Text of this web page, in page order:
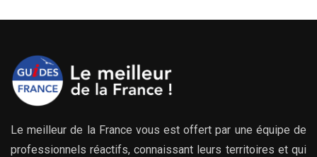
Le meilleur de la France vous est offert par une équipe de
professionnels réactifs, connaissant leurs territoires et qui